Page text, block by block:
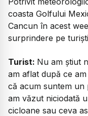
coasta Golfului
Cancun în acest
surprindere pe
Turist: Nu am știut
am aflat după ce
că acum suntem un
am văzut niciodată
cicloane sau ceva